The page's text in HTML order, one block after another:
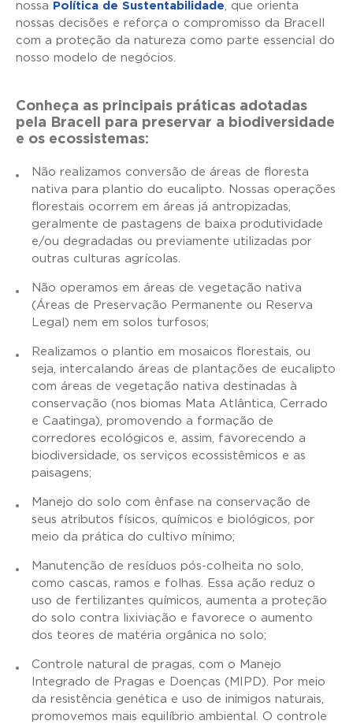
nossa
Política de Sustentabilidade , que orienta
nossas decisões e reforça o compromisso da Bracell
com a proteção da natureza como parte essencial do
nosso modelo de negócios.
Conheça as principais práticas adotadas
pela Bracell para preservar a biodiversidade
e os ecossistemas:
Não realizamos conversão de áreas de floresta
nativa para plantio do eucalipto. Nossas operações
florestais ocorrem em áreas já antropizadas,
geralmente de pastagens de baixa produtividade
e/ou degradadas ou previamente utilizadas por
outras culturas agrícolas.
Não operamos em áreas de vegetação nativa
(Áreas de Preservação Permanente ou Reserva
Legal) nem em solos turfosos;
Realizamos o plantio em mosaicos florestais, ou
seja, intercalando áreas de plantações de eucalipto
com áreas de vegetação nativa destinadas à
conservação (nos biomas Mata Atlântica, Cerrado
e Caatinga), promovendo a formação de
corredores ecológicos e, assim, favorecendo a
biodiversidade, os serviços ecossistêmicos e as
paisagens;
Manejo do solo com ênfase na conservação de
seus atributos físicos, químicos e biológicos, por
meio da prática do cultivo mínimo;
Manutenção de resíduos pós-colheita no solo,
como cascas, ramos e folhas. Essa ação reduz o
uso de fertilizantes químicos, aumenta a proteção
do solo contra lixiviação e favorece o aumento
dos teores de matéria orgânica no solo;
Controle natural de pragas, com o Manejo
Integrado de Pragas e Doenças (MIPD). Por meio
da resistência genética e uso de inimigos naturais,
promovemos mais equilíbrio ambiental. O controle